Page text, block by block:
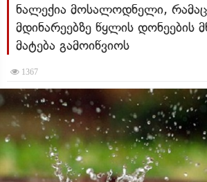
ნალექია მოსალოდნელი,
მდინარეებზე წყლის დონეების
მატება გამოიწვიოს
1367